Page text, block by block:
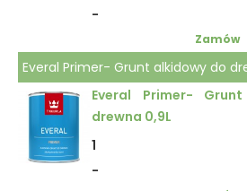
-
Zamów
Everal Primer- Grunt alkidowy do
Everal Primer-
drewna 0,9L
1
-